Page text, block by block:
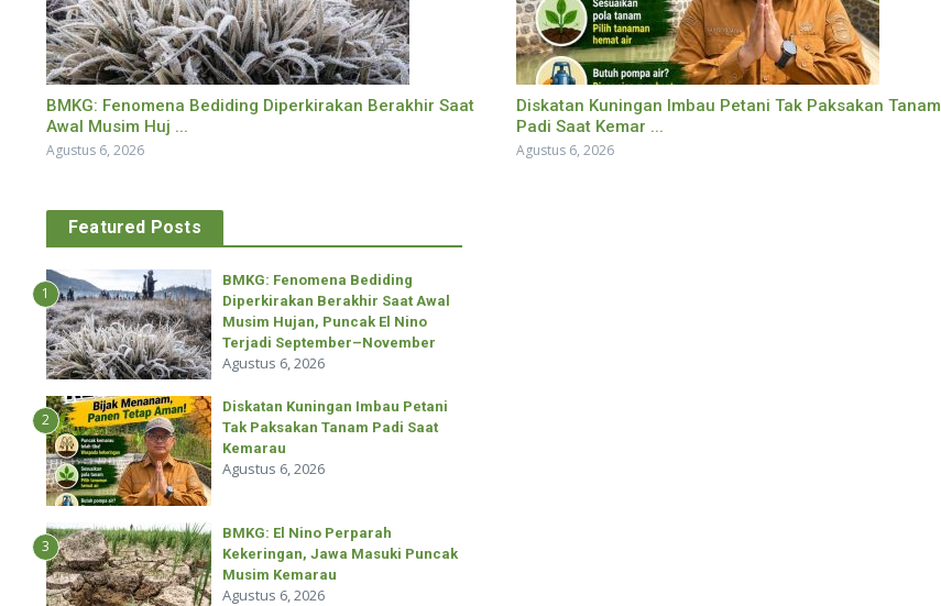
BMKG: Fenomena Bediding Diperkirakan Berakhir Saat
Awal Musim Huj ...
Agustus 6, 2026
Diskatan Kuningan Imbau Petani Tak Paksakan Tanam
Padi Saat Kemar ...
Agustus 6, 2026
Featured Posts
1
BMKG: Fenomena Bediding
Diperkirakan Berakhir Saat Awal
Musim Hujan, Puncak El Nino
Terjadi September–November
Agustus 6, 2026
2
Diskatan Kuningan Imbau Petani
Tak Paksakan Tanam Padi Saat
Kemarau
Agustus 6, 2026
3
BMKG: El Nino Perparah
Kekeringan, Jawa Masuki Puncak
Musim Kemarau
Agustus 6, 2026